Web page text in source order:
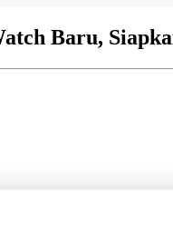
Baru,